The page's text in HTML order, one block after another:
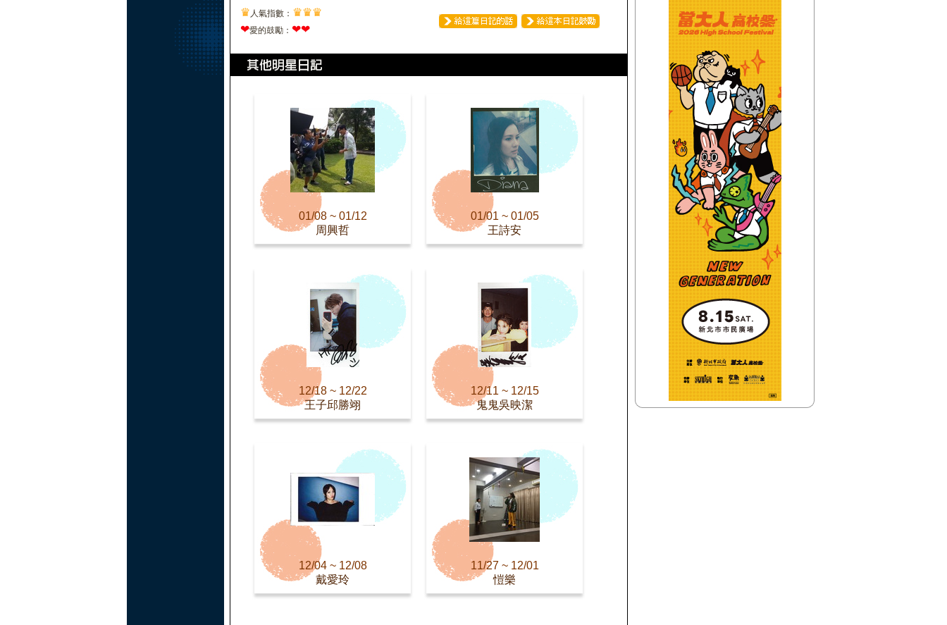
♛ 人氣指數： ♛♛♛
❤愛的鼓勵： ❤❤
01/08 ~ 01/12
周興哲
01/01 ~ 01/05
王詩安
12/18 ~ 12/22
王子邱勝翊
12/11 ~ 12/15
鬼鬼吳映潔
12/04 ~ 12/08
戴愛玲
11/27 ~ 12/01
愷樂
(宜蘭)
只想聽音樂
(宜蘭)週末賴一下
【HitFm正在進行】
(花東)
只想聽音樂
【Next】
(花東) 賴床音樂